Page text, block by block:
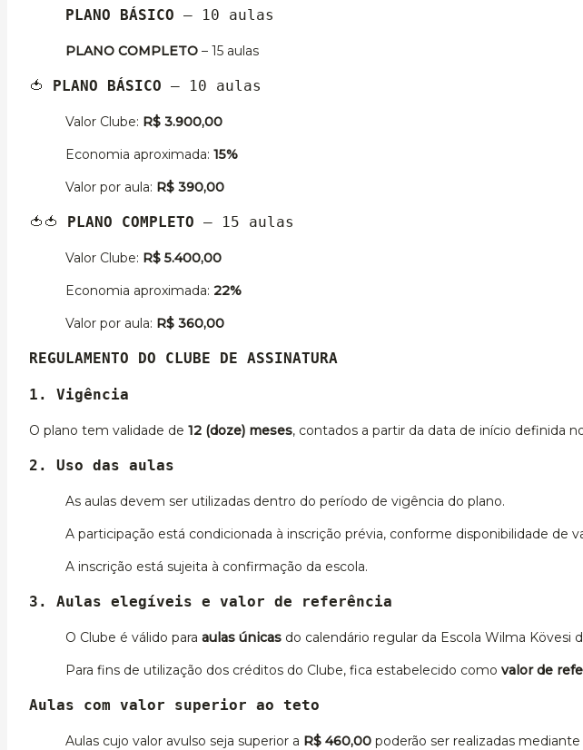
PLANO BÁSICO – 10 aulas
PLANO COMPLETO – 15 aulas
🍅 PLANO BÁSICO – 10 aulas
Valor Clube: R$ 3.900,00
Economia aproximada: 15%
Valor por aula: R$ 390,00
🍅🍅 PLANO COMPLETO – 15 aulas
Valor Clube: R$ 5.400,00
Economia aproximada: 22%
Valor por aula: R$ 360,00
REGULAMENTO DO CLUBE DE ASSINATURA
1. Vigência
O plano tem validade de 12 (doze) meses, contados a partir da data de início definida
2. Uso das aulas
As aulas devem ser utilizadas dentro do período de vigência do plano.
A participação está condicionada à inscrição prévia, conforme disponibilidade de
A inscrição está sujeita à confirmação da escola.
3. Aulas elegíveis e valor de referência
O Clube é válido para aulas únicas do calendário regular da Escola Wilma Kövesi
Para fins de utilização dos créditos do Clube, fica estabelecido como valor de
Aulas com valor superior ao teto
Aulas cujo valor avulso seja superior a R$ 460,00 poderão ser realizadas mediante